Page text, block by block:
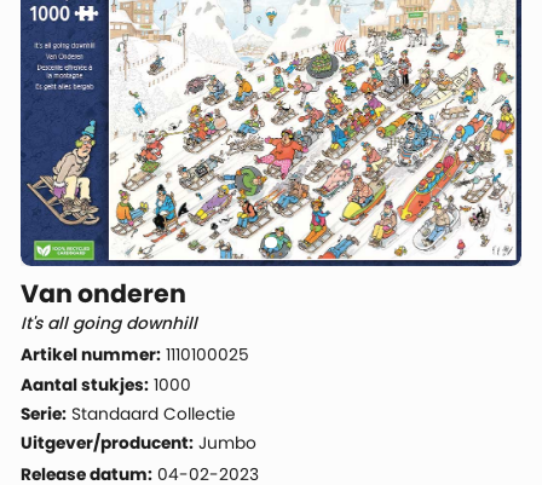
Van onderen
It's all going downhill
Artikel nummer: 1110100025
Aantal stukjes: 1000
Serie: Standaard Collectie
Uitgever/producent: Jumbo
Release datum: 04-02-2023